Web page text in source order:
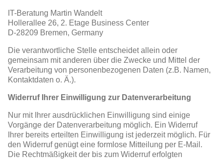
IT-Beratung Martin Wandelt
Hollerallee 26, 2. Etage Business Center
D-28209 Bremen, Germany
Die verantwortliche Stelle entscheidet allein oder
gemeinsam mit anderen über die Zwecke und Mittel der
Verarbeitung von personenbezogenen Daten (z.B. Namen,
Kontaktdaten o. Ä.).
Widerruf Ihrer Einwilligung zur Datenverarbeitung
Nur mit Ihrer ausdrücklichen Einwilligung sind einige
Vorgänge der Datenverarbeitung möglich. Ein Widerruf
Ihrer bereits erteilten Einwilligung ist jederzeit möglich. Für
den Widerruf genügt eine formlose Mitteilung per E-Mail.
Die Rechtmäßigkeit der bis zum Widerruf erfolgten